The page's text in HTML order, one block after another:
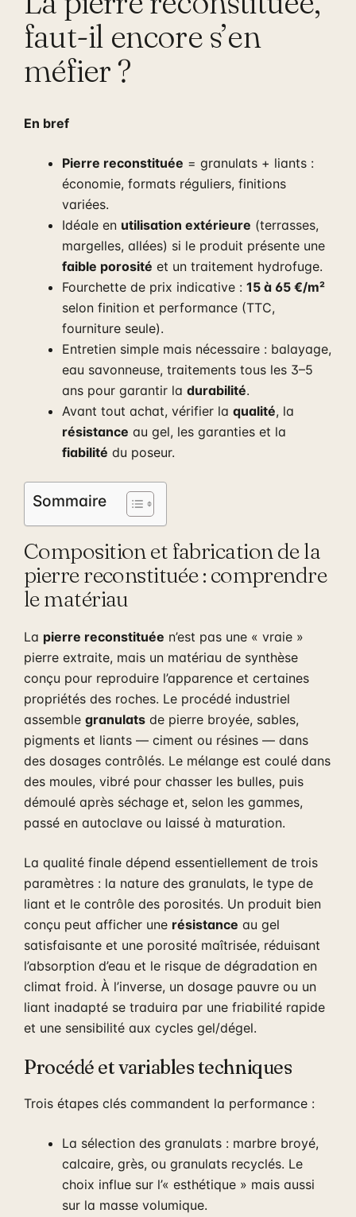
faut-il encore s’en
méfier ?
En bref
Pierre reconstituée = granulats + liants :
économie, formats réguliers, finitions
variées.
Idéale en utilisation extérieure (terrasses,
margelles, allées) si le produit présente une
faible porosité et un traitement hydrofuge.
Fourchette de prix indicative : 15 à 65 €/m²
selon finition et performance (TTC,
fourniture seule).
Entretien simple mais nécessaire : balayage,
eau savonneuse, traitements tous les 3–5
ans pour garantir la durabilité.
Avant tout achat, vérifier la qualité, la
résistance au gel, les garanties et la
fiabilité du poseur.
Sommaire
Composition et fabrication de la
pierre reconstituée : comprendre
le matériau
La pierre reconstituée n’est pas une « vraie »
pierre extraite, mais un matériau de synthèse
conçu pour reproduire l’apparence et certaines
propriétés des roches. Le procédé industriel
assemble granulats de pierre broyée, sables,
pigments et liants — ciment ou résines — dans
des dosages contrôlés. Le mélange est coulé dans
des moules, vibré pour chasser les bulles, puis
démoulé après séchage et, selon les gammes,
passé en autoclave ou laissé à maturation.
La qualité finale dépend essentiellement de trois
paramètres : la nature des granulats, le type de
liant et le contrôle des porosités. Un produit bien
conçu peut afficher une résistance au gel
satisfaisante et une porosité maîtrisée, réduisant
l’absorption d’eau et le risque de dégradation en
climat froid. À l’inverse, un dosage pauvre ou un
liant inadapté se traduira par une friabilité rapide
et une sensibilité aux cycles gel/dégel.
Procédé et variables techniques
Trois étapes clés commandent la performance :
La sélection des granulats : marbre broyé,
calcaire, grès, ou granulats recyclés. Le
choix influe sur l’« esthétique » mais aussi
sur la masse volumique.